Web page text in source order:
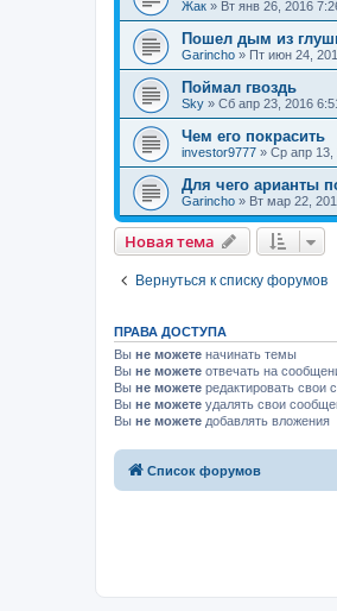
Жак » Вт янв 26, 2016
Пошел дым из
Garincho » Пт июн 24,
Поймал гвоздь
Sky » Сб апр 23, 2016
Чем его покрасить
investor9777 » Ср апр 13,
Для чего арианты
Garincho » Вт мар 22,
Новая тема
Вернуться к списку форумов
ПРАВА ДОСТУПА
Вы не можете начинать темы
Вы не можете отвечать на
Вы не можете редактировать свои
Вы не можете удалять свои
Вы не можете добавлять вложения
Список форумов